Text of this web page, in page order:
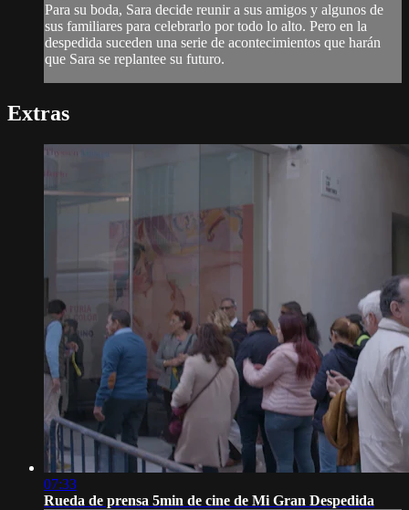
Para su boda, Sara decide reunir a sus amigos y algunos de
sus familiares para celebrarlo por todo lo alto. Pero en la
despedida suceden una serie de acontecimientos que harán
que Sara se replantee su futuro.
Extras
07:33
Rueda de prensa 5min de cine de Mi Gran Despedida